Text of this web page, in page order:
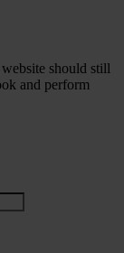
should still
and perform